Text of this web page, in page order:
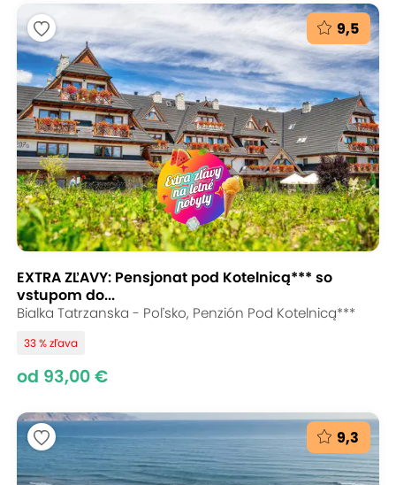
9,5
EXTRA ZĽAVY: Pensjonat pod Kotelnicą*** so
vstupom do...
Bialka Tatrzanska - Poľsko, Penzión Pod Kotelnicą***
33 % zľava
od 93,00 €
9,3